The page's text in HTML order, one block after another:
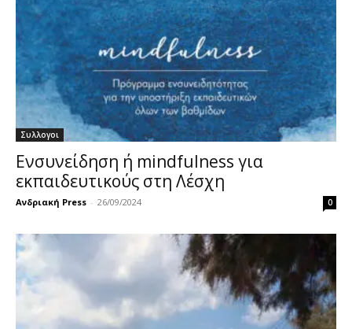
Συλλογοι
Ενσυνείδηση ή mindfulness για
εκπαιδευτικούς στη Λέσχη
Ανδριακή Press - 26/09/2024 0